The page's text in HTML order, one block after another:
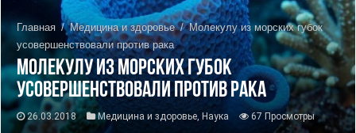
Главная / Медицина и здоровье / Молекулу из морских губок
усовершенствовали против рака
Молекулу из морских губок
усовершенствовали против рака
26.03.2018 Медицина и здоровье, Наука 67 Просмотры